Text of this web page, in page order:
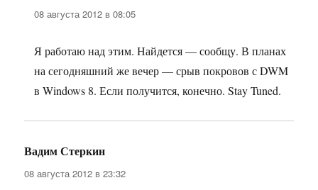
08 августа 2012 в 08:05
Я работаю над этим. Найдется — сообщу. В планах
на сегодняшний же вечер — срыв покровов с DWM
в Windows 8. Если получится, конечно. Stay Tuned.
Вадим Стеркин
08 августа 2012 в 23:32